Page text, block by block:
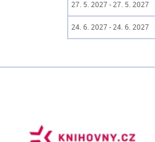
27. 5. 2027 - 27. 5. 2027
24. 6. 2027 - 24. 6. 2027